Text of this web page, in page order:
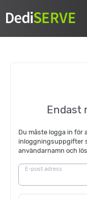
Endast
Du måste logga in för
inloggningsuppgifter
användarnamn och
E-post adress